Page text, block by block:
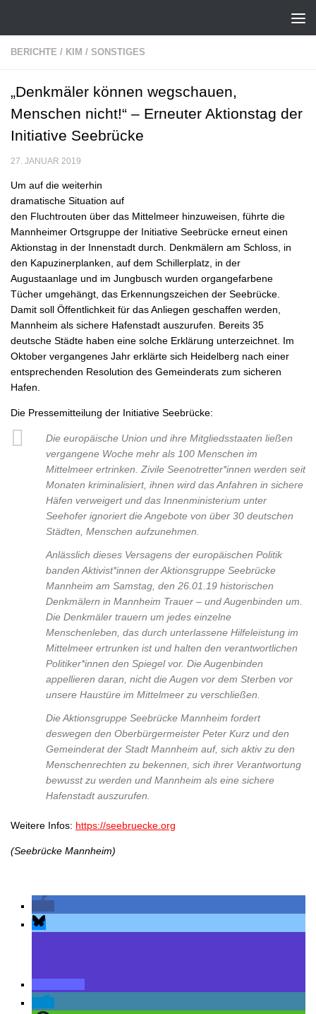
BERICHTE / KIM / SONSTIGES
„Denkmäler können wegschauen,
Menschen nicht!“ – Erneuter Aktionstag der
Initiative Seebrücke
27. JANUAR 2019
Um auf die weiterhin
dramatische Situation auf
den Fluchtrouten über das Mittelmeer hinzuweisen, führte die
Mannheimer Ortsgruppe der Initiative Seebrücke erneut einen
Aktionstag in der Innenstadt durch. Denkmälern am Schloss, in
den Kapuzinerplanken, auf dem Schillerplatz, in der
Augustaanlage und im Jungbusch wurden organgefarbene
Tücher umgehängt, das Erkennungszeichen der Seebrücke.
Damit soll Öffentlichkeit für das Anliegen geschaffen werden,
Mannheim als sichere Hafenstadt auszurufen. Bereits 35
deutsche Städte haben eine solche Erklärung unterzeichnet. Im
Oktober vergangenes Jahr erklärte sich Heidelberg nach einer
entsprechenden Resolution des Gemeinderats zum sicheren
Hafen.
Die Pressemitteilung der Initiative Seebrücke:
Die europäische Union und ihre Mitgliedsstaaten ließen
vergangene Woche mehr als 100 Menschen im
Mittelmeer ertrinken. Zivile Seenotretter*innen werden seit
Monaten kriminalisiert, ihnen wird das Anfahren in sichere
Häfen verweigert und das Innenministerium unter
Seehofer ignoriert die Angebote von über 30 deutschen
Städten, Menschen aufzunehmen.
Anlässlich dieses Versagens der europäischen Politik
banden Aktivist*innen der Aktionsgruppe Seebrücke
Mannheim am Samstag, den 26.01.19 historischen
Denkmälern in Mannheim Trauer – und Augenbinden um.
Die Denkmäler trauern um jedes einzelne
Menschenleben, das durch unterlassene Hilfeleistung im
Mittelmeer ertrunken ist und halten den verantwortlichen
Politiker*innen den Spiegel vor. Die Augenbinden
appellieren daran, nicht die Augen vor dem Sterben vor
unsere Haustüre im Mittelmeer zu verschließen.
Die Aktionsgruppe Seebrücke Mannheim fordert
deswegen den Oberbürgermeister Peter Kurz und den
Gemeinderat der Stadt Mannheim auf, sich aktiv zu den
Menschenrechten zu bekennen, sich ihrer Verantwortung
bewusst zu werden und Mannheim als eine sichere
Hafenstadt auszurufen.
Weitere Infos: https://seebruecke.org
(Seebrücke Mannheim)